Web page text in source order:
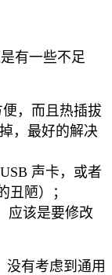
有一些不足
，而且热插拔
，最好的解决
声卡，或者
丑陋）；
应该是要修改
没有考虑到通用